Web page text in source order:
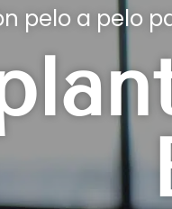
pelo a pelo